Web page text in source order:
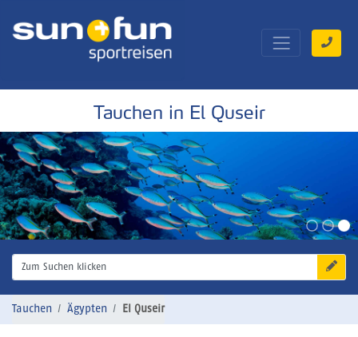
Tauchen in El Quseir
Zum Suchen klicken
Tauchen Ägypten El Quseir